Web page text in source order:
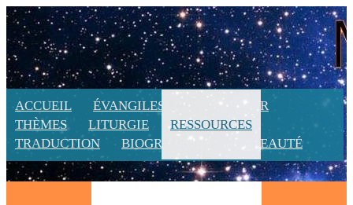
ACCUEIL ÉVANGILES
CALENDRIER
THÈMES
LITURGIE
RESSOURCES
TRADUCTION
BIOGRAPHIE NOUVEAUTÉ